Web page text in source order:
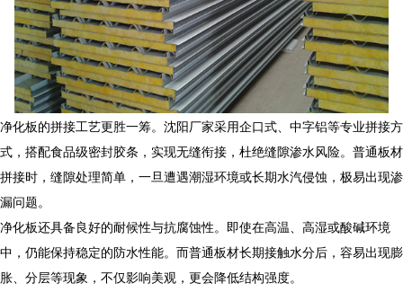
净化板的拼接工艺更胜一筹。沈阳厂家采用企口式、中字铝等专业拼接方
式，搭配食品级密封胶条，实现无缝衔接，杜绝缝隙渗水风险。普通板材
拼接时，缝隙处理简单，一旦遭遇潮湿环境或长期水汽侵蚀，极易出现渗
漏问题。
净化板还具备良好的耐候性与抗腐蚀性。即使在高温、高湿或酸碱环境
中，仍能保持稳定的防水性能。而普通板材长期接触水分后，容易出现膨
胀、分层等现象，不仅影响美观，更会降低结构强度。